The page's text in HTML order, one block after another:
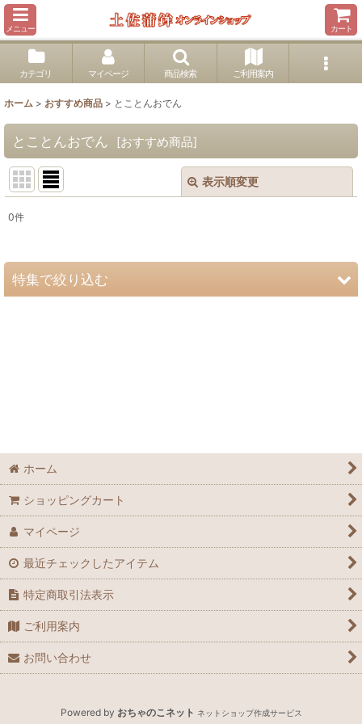
メニュー カート
カテゴリ マイページ 商品検索 ご利用案内
ホーム > おすすめ商品 > とことんおでん
とことんおでん [おすすめ商品]
表示順変更
並び順 :
0件
特集で絞り込む
ホーム
ショッピングカート
マイページ
最近チェックしたアイテム
特定商取引法表示
ご利用案内
お問い合わせ
Powered by おちゃのこネット ネットショップ作成サービス